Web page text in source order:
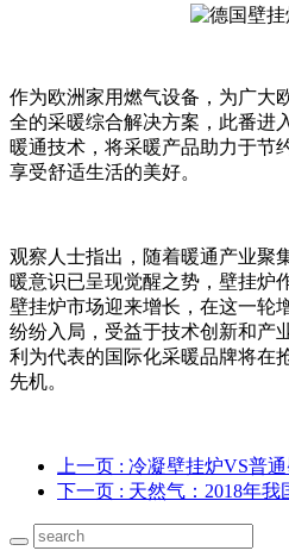
作为欧洲家用燃气设备，为广大
全的采暖综合解决方案，此番进
暖通技术，将采暖产品助力于节
享受舒适生活的美好。
观察人士指出，随着暖通产业聚
暖意识已呈现觉醒之势，壁挂炉
壁挂炉市场迎来增长，在这一轮
纷纷入局，受益于技术创新和产
利为代表的国际化采暖品牌将在
先机。
上一页 : 冷凝壁挂炉VS普
下一页 : 天然气：2018年